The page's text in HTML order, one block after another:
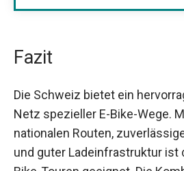
Fazit
Die Schweiz bietet ein
Netz spezieller E-Bike-Wege.
nationalen Routen,
und guter Ladeinfrastruktur ist